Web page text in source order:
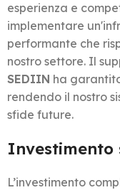
esperienza e
implementare
performante che
nostro settore. Il
SEDIIN ha
rendendo il nostro
sfide future.
Investimento
L’investimento